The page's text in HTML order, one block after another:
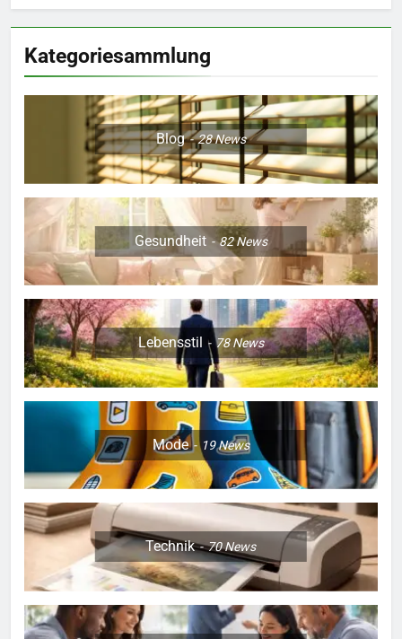
Farbenpracht statt Wintergrau:
So kombinieren Sie Pastelltöne
in diesem Jahr.
MODE
Kategoriesammlung
Blog 28News
Gesundheit 82News
Lebensstil 78News
Mode 19News
Technik 70News